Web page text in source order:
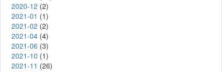
2020-12 (2)
2021-01 (1)
2021-02 (2)
2021-04 (4)
2021-06 (3)
2021-10 (1)
2021-11 (26)